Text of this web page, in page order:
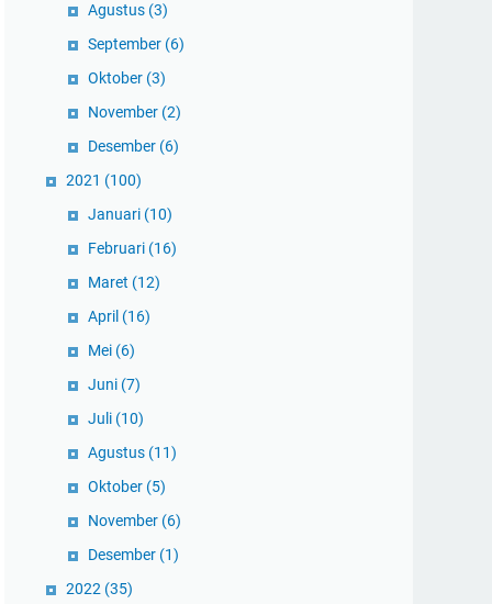
Agustus (3)
September (6)
Oktober (3)
November (2)
Desember (6)
2021 (100)
Januari (10)
Februari (16)
Maret (12)
April (16)
Mei (6)
Juni (7)
Juli (10)
Agustus (11)
Oktober (5)
November (6)
Desember (1)
2022 (35)